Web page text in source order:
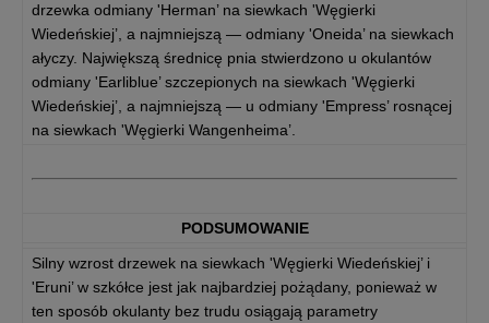
drzewka odmiany 'Herman’ na siewkach 'Węgierki
Wiedeńskiej’, a najmniejszą — odmiany 'Oneida’ na siewkach
ałyczy. Największą średnicę pnia stwierdzono u okulantów
odmiany 'Earliblue’ szczepionych na siewkach 'Węgierki
Wiedeńskiej’, a najmniejszą — u odmiany 'Empress’ rosnącej
na siewkach 'Węgierki Wangenheima’.
PODSUMOWANIE
Silny wzrost drzewek na siewkach 'Węgierki Wiedeńskiej’ i
'Eruni’ w szkółce jest jak najbardziej pożądany, ponieważ w
ten sposób okulanty bez trudu osiągają parametry